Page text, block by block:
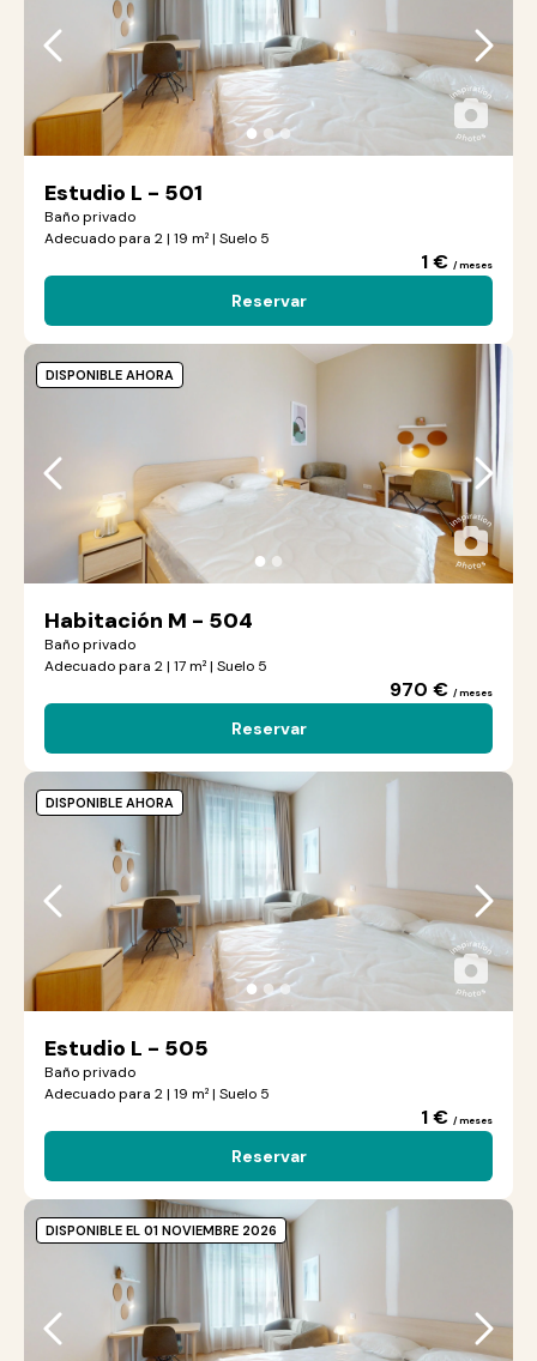
●●●
Estudio L - 501
Baño privado
Adecuado para 2 | 19 m² | Suelo 5
1 € / meses
Reservar
● ●
Habitación M - 504
Baño privado
Adecuado para 2 | 17 m² | Suelo 5
970 € / meses
Reservar
DISPONIBLE AHORA
●●●
Estudio L - 505
Baño privado
Adecuado para 2 | 19 m² | Suelo 5
1 € / meses
Reservar
DISPONIBLE AHORA
DISPONIBLE EL 01 NOVIEMBRE 2026